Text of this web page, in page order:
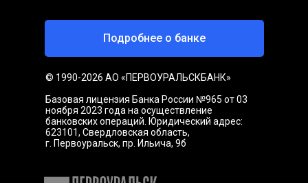
© 1990-2026 АО «ПЕРВОУРАЛЬСКБАНК»
Базовая лицензия Банка России №965 от 03
ноября 2023 года на осуществление
банковских операций. Юридический адрес:
623101, Свердловская область,
г. Первоуральск, пр. Ильича, 9б
Подробнее о банке